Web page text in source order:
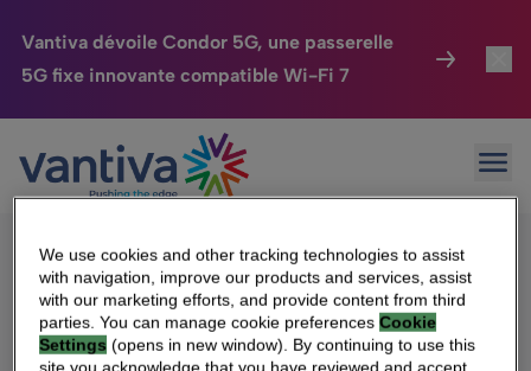
Vantiva dévoile Condor 5G, une passerelle
5G fixe innovante compatible Wi-Fi 7
Passer au contenu principal
Maison Connectée
HomeSight
Entreprise
Nos Engagements
Navigation
des
articles
Qui sommes-nous
We use cookies and other tracking technologies to assist
with navigation, improve our products and services, assist
with our marketing efforts, and provide content from third
parties. You can manage cookie preferencesCookie
Settings (opens in new window). By continuing to use this
site you acknowledge that you have reviewed and accept